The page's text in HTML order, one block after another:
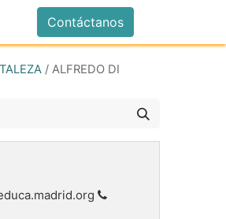
Contáctanos
/ ALFREDO DI